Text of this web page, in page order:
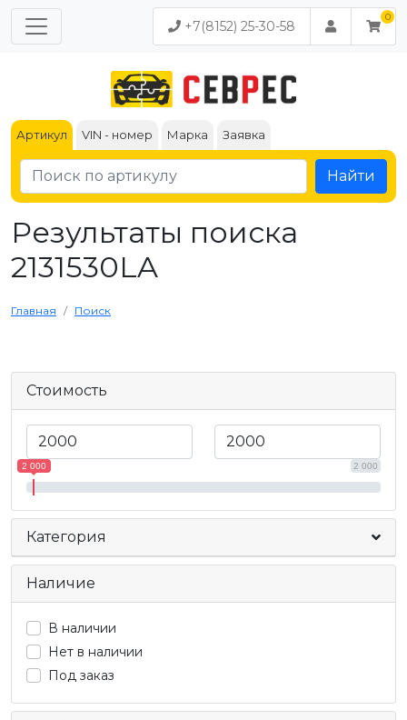
+7(8152) 25-30-58
Артикул VIN - номер Марка Заявка
Найти
Результаты поиска
2131530LA
Главная Поиск
Стоимость
2 000
2 000
Наличие
В наличии
Нет в наличии
Под заказ
Категория